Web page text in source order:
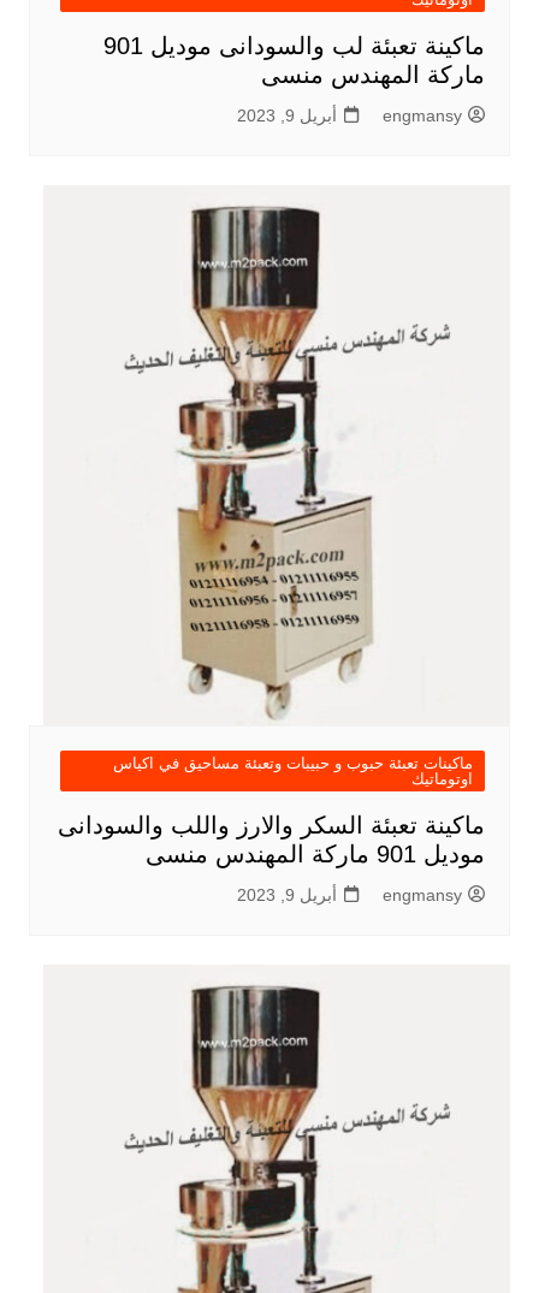
ماكينة تعبئة لب والسودانى موديل 901
ماركة المهندس منسى
engmansy أبريل 9, 2023
ماكينات تعبئة حبوب و حبيبات وتعبئة مساحيق في اكياس
اوتوماتيك
ماكينة تعبئة السكر والارز واللب والسودانى
موديل 901 ماركة المهندس منسى
engmansy أبريل 9, 2023